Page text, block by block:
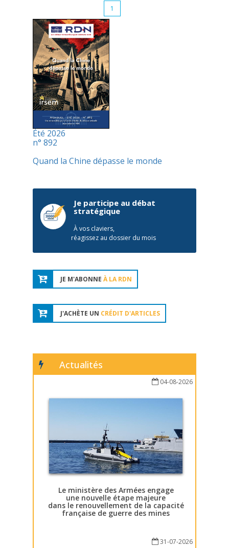
1
Été 2026
n° 892
Quand la Chine dépasse le monde
Je participe au débat
stratégique
À vos claviers,
réagissez au dossier du mois
JE M'ABONNE À LA RDN
J'ACHÈTE UN CRÉDIT D'ARTICLES
Actualités
04-08-2026
Le ministère des Armées engage
une nouvelle étape majeure
dans le renouvellement de la capacité
française de guerre des mines
31-07-2026